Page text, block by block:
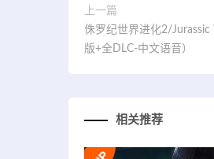
上一篇
侏罗纪世界进化2/
版+全DLC-中文语音）
相关推荐